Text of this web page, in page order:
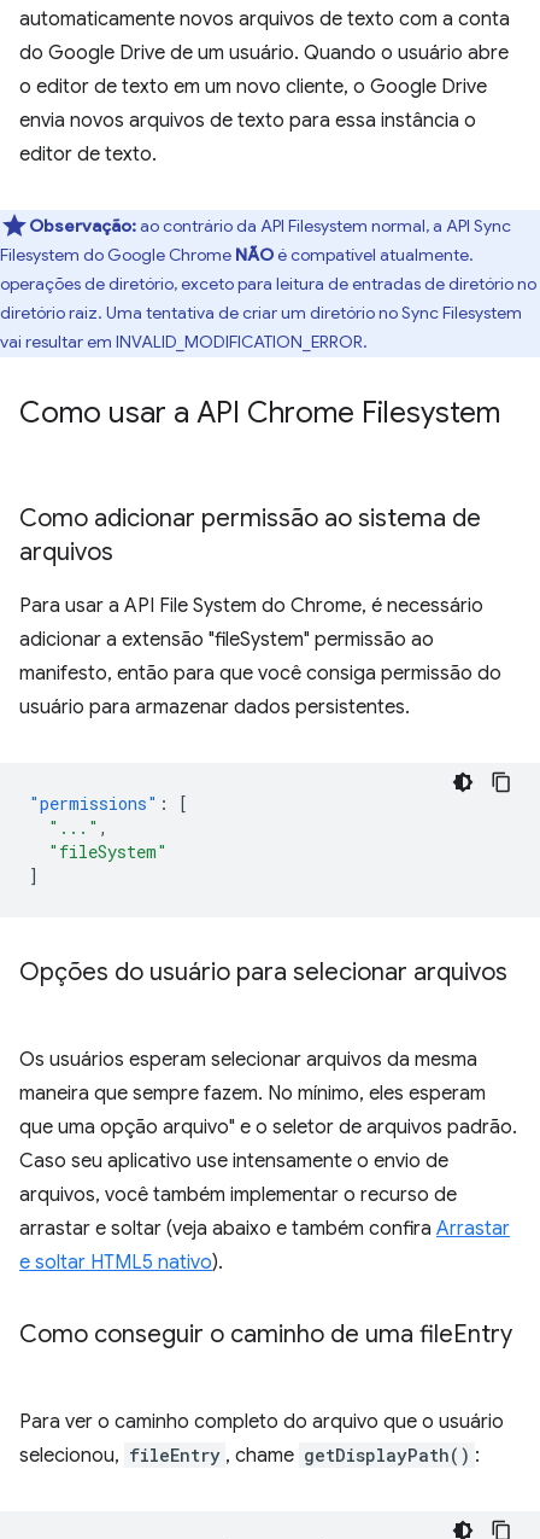
automaticamente novos arquivos de texto com a conta
do Google Drive de um usuário. Quando o usuário abre
o editor de texto em um novo cliente, o Google Drive
envia novos arquivos de texto para essa instância o
editor de texto.
Observação:ao contrário da API Filesystem normal, a API Sync
Filesystem do Google Chrome NÃOé compatível atualmente.
operações de diretório, exceto para leitura de entradas de diretório no
diretório raiz. Uma tentativa de criar um diretório no Sync Filesystem
vai resultar em INVALID_MODIFICATION_ERROR.
Como usar a API Chrome Filesystem
Como adicionar permissão ao sistema de
arquivos
Para usar a API File System do Chrome, é necessário
adicionar a extensão "fileSystem" permissão ao
manifesto, então para que você consiga permissão do
usuário para armazenar dados persistentes.
"permissions" :
[
"..." ,
"fileSystem"
]
Opções do usuário para selecionar arquivos
Os usuários esperam selecionar arquivos da mesma
maneira que sempre fazem. No mínimo, eles esperam
que uma opção arquivo" e o seletor de arquivos padrão.
Caso seu aplicativo use intensamente o envio de
arquivos, você também implementar o recurso de
arrastar e soltar (veja abaixo e também confira Arrastar
e soltar HTML5 nativo).
Como conseguir o caminho de uma fileEntry
Para ver o caminho completo do arquivo que o usuário
selecionou, fileEntry , chame getDisplayPath() :